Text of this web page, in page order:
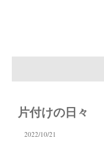
片付けの日々
2022/10/21